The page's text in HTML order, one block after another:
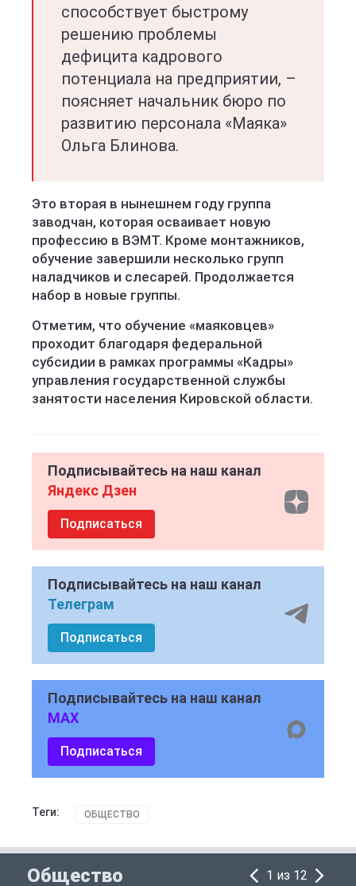
способствует быстрому
решению проблемы
дефицита кадрового
потенциала на предприятии, –
поясняет начальник бюро по
развитию персонала «Маяка»
Ольга Блинова.
Это вторая в нынешнем году группа
заводчан, которая осваивает новую
профессию в ВЭМТ. Кроме монтажников,
обучение завершили несколько групп
наладчиков и слесарей. Продолжается
набор в новые группы.
Отметим, что обучение «маяковцев»
проходит благодаря федеральной
субсидии в рамках программы «Кадры»
управления государственной службы
занятости населения Кировской области.
Подписывайтесь на наш канал
Яндекс Дзен
Подписаться
Подписывайтесь на наш канал
Телеграм
Подписаться
Подписывайтесь на наш канал
MAX
Подписаться
Теги: ОБЩЕСТВО
Общество 1 из 12